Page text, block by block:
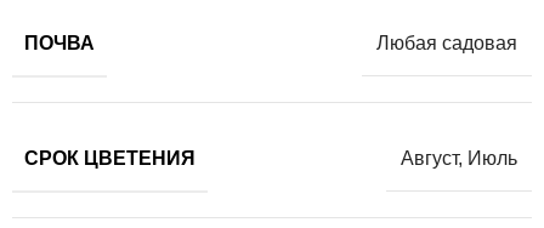
ПОЧВА Любая садовая
СРОК ЦВЕТЕНИЯ Август, Июль